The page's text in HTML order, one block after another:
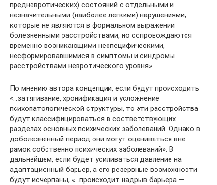
предневротических) состояний с отдельными и
незначительными (наиболее легкими) нарушениями,
которые не являются в формальном выражении
болезненными расстройствами, но сопровождаются
временно возникающими неспецифическими,
несформировавшимися в симптомы и синдромы
расстройствами невротического уровня».
По мнению автора концепции, если будут происходить
«…затягивание, хронификация и усложнение
психопатологической структуры, то эти расстройства
будут классифицироваться в соответствующих
разделах основных психических заболеваний. Однако в
доболезненный период они могут оцениваться вне
рамок собственно психических заболеваний». В
дальнейшем, если будет усиливаться давление на
адаптационный барьер, а его резервные возможности
будут исчерпаны, «…происходит надрыв барьера —